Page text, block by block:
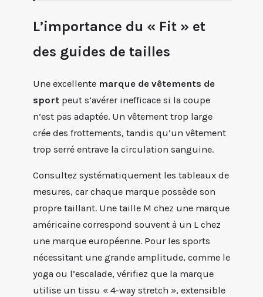
L’importance du « Fit » et
des guides de tailles
Une excellente marque de vêtements de
sport peut s’avérer inefficace si la coupe
n’est pas adaptée. Un vêtement trop large
crée des frottements, tandis qu’un vêtement
trop serré entrave la circulation sanguine.
Consultez systématiquement les tableaux de
mesures, car chaque marque possède son
propre taillant. Une taille M chez une marque
américaine correspond souvent à un L chez
une marque européenne. Pour les sports
nécessitant une grande amplitude, comme le
yoga ou l’escalade, vérifiez que la marque
utilise un tissu « 4-way stretch », extensible